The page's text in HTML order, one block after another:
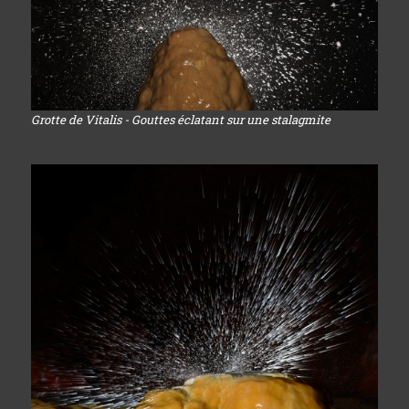
Grotte de Vitalis - Gouttes éclatant sur une stalagmite